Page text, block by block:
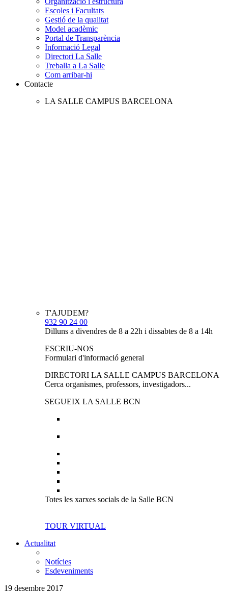
Escoles i Facultats
Gestió de la qualitat
Model acadèmic
Portal de Transparència
Informació Legal
Directori La Salle
Treballa a La Salle
Com arribar-hi
Contacte
LA SALLE CAMPUS BARCELONA
T'AJUDEM?
932 90 24 00
Dilluns a divendres de 8 a 22h i dissabtes de 8 a 14h
ESCRIU-NOS
Formulari d'informació general
DIRECTORI LA SALLE CAMPUS BARCELONA
Cerca organismes, professors, investigadors...
SEGUEIX LA SALLE BCN
Totes les xarxes socials de la Salle BCN
TOUR VIRTUAL
Actualitat
Notícies
Esdeveniments
19 desembre 2017